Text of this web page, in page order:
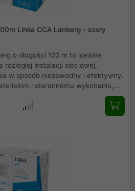
Linka CCA Lanberg - szary
o długości 100 m to idealne
instalacji sieciowej,
w sposób niezawodny i efektywny.
i starannemu wykonaniu,
wyjątkową przepustowość i
które możesz przesyłać na duże
pozwoli podłączyć szereg urządzeń
przed zakłóceniami
nieprzerwaną i wydajną